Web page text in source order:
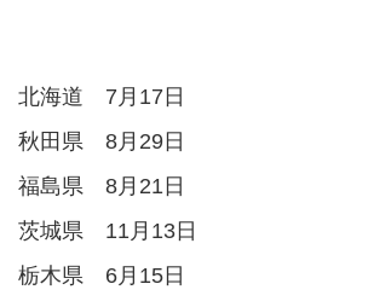
北海道 7月17日
秋田県 8月29日
福島県 8月21日
茨城県 11月13日
栃木県 6月15日